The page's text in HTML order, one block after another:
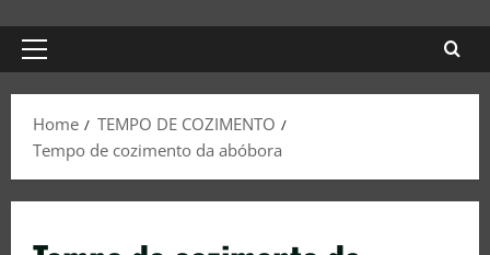
Home
TEMPO DE COZIMENTO
Tempo de cozimento da abóbora